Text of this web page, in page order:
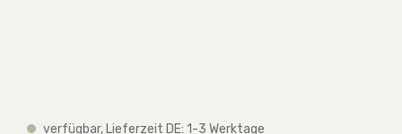
verfügbar, Lieferzeit DE: 1-3 Werktage